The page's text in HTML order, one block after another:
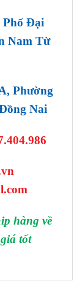
Phố Đại
Nam Từ
Phường
Nai
hàng về
tốt